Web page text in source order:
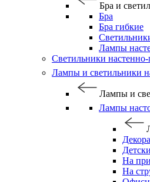
Бра и
Бра
Бра гибкие
Лампы
Светильники
Лампы и светильники
Лампы и
Лампы
На
На